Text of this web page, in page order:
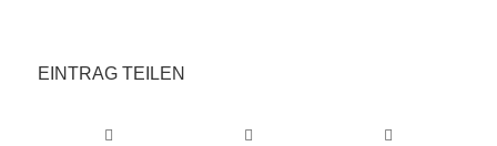
EINTRAG TEILEN